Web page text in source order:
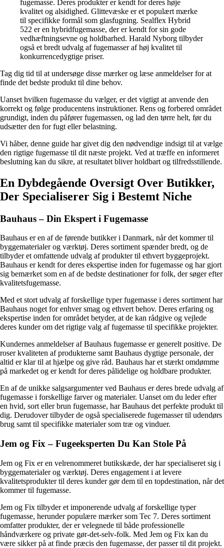
fugemasse. Deres produkter er kendt for deres høje
kvalitet og alsidighed. Glittevæske er et populært mærke
til specifikke formål som glasfugning. Sealflex Hybrid
522 er en hybridfugemasse, der er kendt for sin gode
vedhæftningsevne og holdbarhed. Harald Nyborg tilbyder
også et bredt udvalg af fugemasser af høj kvalitet til
konkurrencedygtige priser.
Tag dig tid til at undersøge disse mærker og læse anmeldelser for at
finde det bedste produkt til dine behov.
Uanset hvilken fugemasse du vælger, er det vigtigt at anvende den
korrekt og følge producentens instruktioner. Rens og forbered området
grundigt, inden du påfører fugemassen, og lad den tørre helt, før du
udsætter den for fugt eller belastning.
Vi håber, denne guide har givet dig den nødvendige indsigt til at vælge
den rigtige fugemasse til dit næste projekt. Ved at træffe en informeret
beslutning kan du sikre, at resultatet bliver holdbart og tilfredsstillende.
En Dybdegående Oversigt Over Butikker,
Der Specialiserer Sig i Bestemt Niche
Bauhaus – Din Ekspert i Fugemasse
Bauhaus er en af de førende butikker i Danmark, når det kommer til
byggematerialer og værktøj. Deres sortiment spænder bredt, og de
tilbyder et omfattende udvalg af produkter til ethvert byggeprojekt.
Bauhaus er kendt for deres ekspertise inden for fugemasse og har gjort
sig bemærket som en af de bedste destinationer for folk, der søger efter
kvalitetsfugemasse.
Med et stort udvalg af forskellige typer fugemasse i deres sortiment har
Bauhaus noget for enhver smag og ethvert behov. Deres erfaring og
ekspertise inden for området betyder, at de kan rådgive og vejlede
deres kunder om det rigtige valg af fugemasse til specifikke projekter.
Kundernes anmeldelser af Bauhaus fugemasse er generelt positive. De
roser kvaliteten af produkterne samt Bauhaus dygtige personale, der
altid er klar til at hjælpe og give råd. Bauhaus har et stærkt omdømme
på markedet og er kendt for deres pålidelige og holdbare produkter.
En af de unikke salgsargumenter ved Bauhaus er deres brede udvalg af
fugemasse i forskellige farver og materialer. Uanset om du leder efter
en hvid, sort eller brun fugemasse, har Bauhaus det perfekte produkt til
dig. Derudover tilbyder de også specialiserede fugemasser til udendørs
brug samt til specifikke materialer som træ og vinduer.
Jem og Fix – Fugeeksperten Du Kan Stole På
Jem og Fix er en velrenommeret butikskæde, der har specialiseret sig i
byggematerialer og værktøj. Deres engagement i at levere
kvalitetsprodukter til deres kunder gør dem til en topdestination, når det
kommer til fugemasse.
Jem og Fix tilbyder et imponerende udvalg af forskellige typer
fugemasse, herunder populære mærker som Tec 7. Deres sortiment
omfatter produkter, der er velegnede til både professionelle
håndværkere og private gør-det-selv-folk. Med Jem og Fix kan du
være sikker på at finde præcis den fugemasse, der passer til dit projekt.